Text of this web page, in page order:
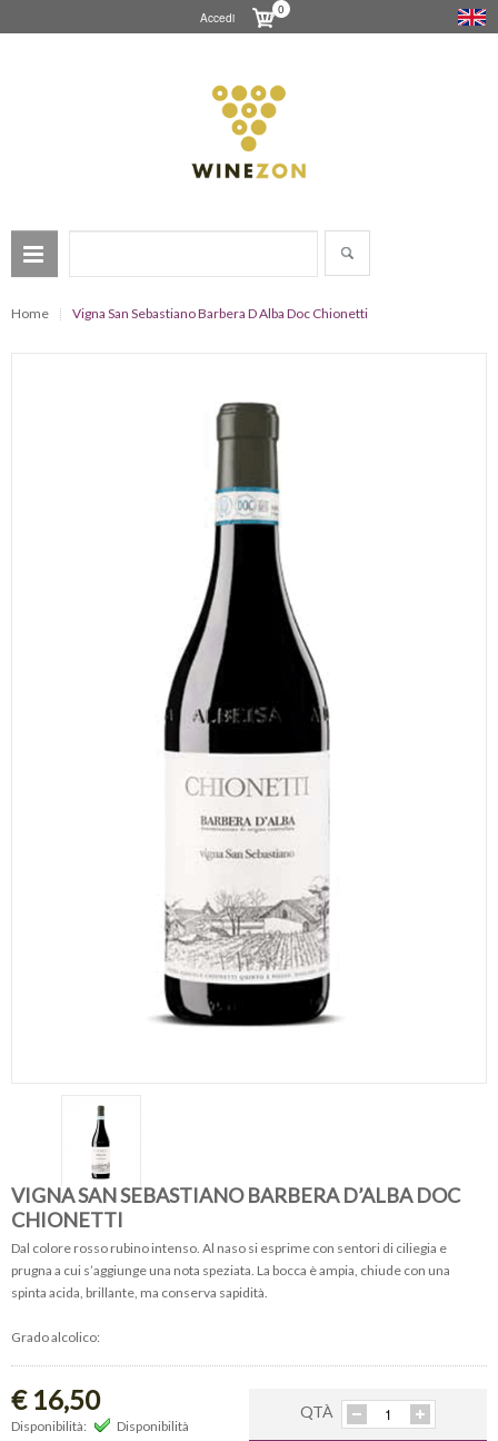
Accedi
0
Home Vigna San Sebastiano Barbera D Alba Doc Chionetti
VIGNA SAN SEBASTIANO BARBERA D’ALBA DOC
CHIONETTI
Dal colore rosso rubino intenso. Al naso si esprime con sentori di ciliegia e
prugna a cui s’aggiunge una nota speziata. La bocca è ampia, chiude con una
spinta acida, brillante, ma conserva sapidità.
Grado alcolico:
€ 16,50
Disponibilità: Disponibilità
QTÀ